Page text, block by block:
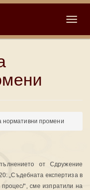
нормативни промени
от Сдружение
„Съдебната експертиза в
“, сме изпратили на